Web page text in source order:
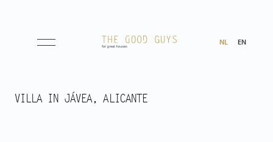
NL EN
Aanbod
VILLA IN JÁVEA, ALICANTE